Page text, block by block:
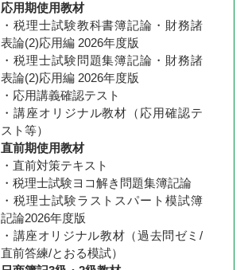
応用期使用教材
・税理士試験教科書簿記論・財務諸
表論(2)応用編 2026年度版
・税理士試験問題集簿記論・財務諸
表論(2)応用編 2026年度版
・応用講義確認テスト
・講座オリジナル教材（応用確認テ
スト等）
直前期使用教材
・直前対策テキスト
・税理士試験ヨコ解き問題集簿記論
・税理士試験ラストスパート模試簿
記論2026年度版
・講座オリジナル教材（過去問ゼミ/
直前答練/とおる模試）